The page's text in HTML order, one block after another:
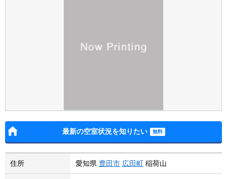
最新の空室状況を知りたい
住所 愛知県 豊田市 広田町 稲荷山